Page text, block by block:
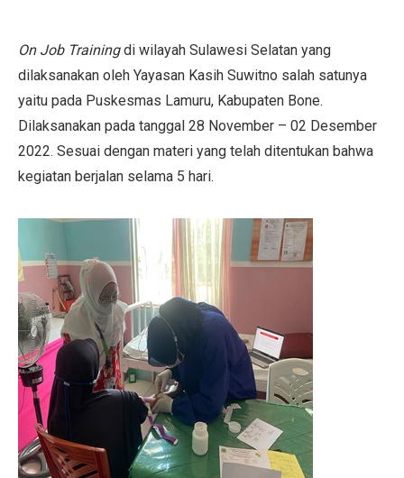
On Job Trainingdi wilayah Sulawesi Selatan yang
dilaksanakan oleh Yayasan Kasih Suwitno salah satunya
yaitu pada Puskesmas Lamuru, Kabupaten Bone.
Dilaksanakan pada tanggal 28 November – 02 Desember
2022. Sesuai dengan materi yang telah ditentukan bahwa
kegiatan berjalan selama 5 hari.